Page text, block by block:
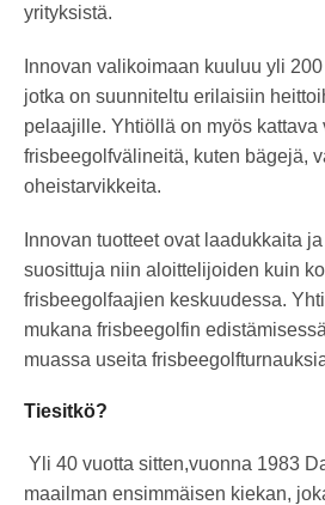
yrityksistä.
Innovan valikoimaan kuuluu yli
jotka on suunniteltu erilaisiin
pelaajille. Yhtiöllä on myös kattava
frisbeegolfvälineitä, kuten bägejä,
oheistarvikkeita.
Innovan tuotteet ovat laadukkaita
suosittuja niin aloittelijoiden kuin
frisbeegolfaajien keskuudessa.
mukana frisbeegolfin
muassa useita
Tiesitkö?
Yli 40 vuotta sitten,vuonna 1983
maailman ensimmäisen kiekan,